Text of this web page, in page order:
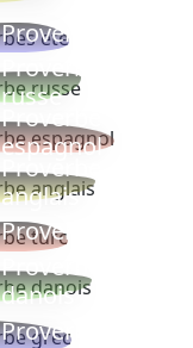
Proverbes ete
Proverbe
russe
Proverbe
espagnol
Proverbe
anglais
Proverbe turc
Proverbe
danois
Proverbe grec